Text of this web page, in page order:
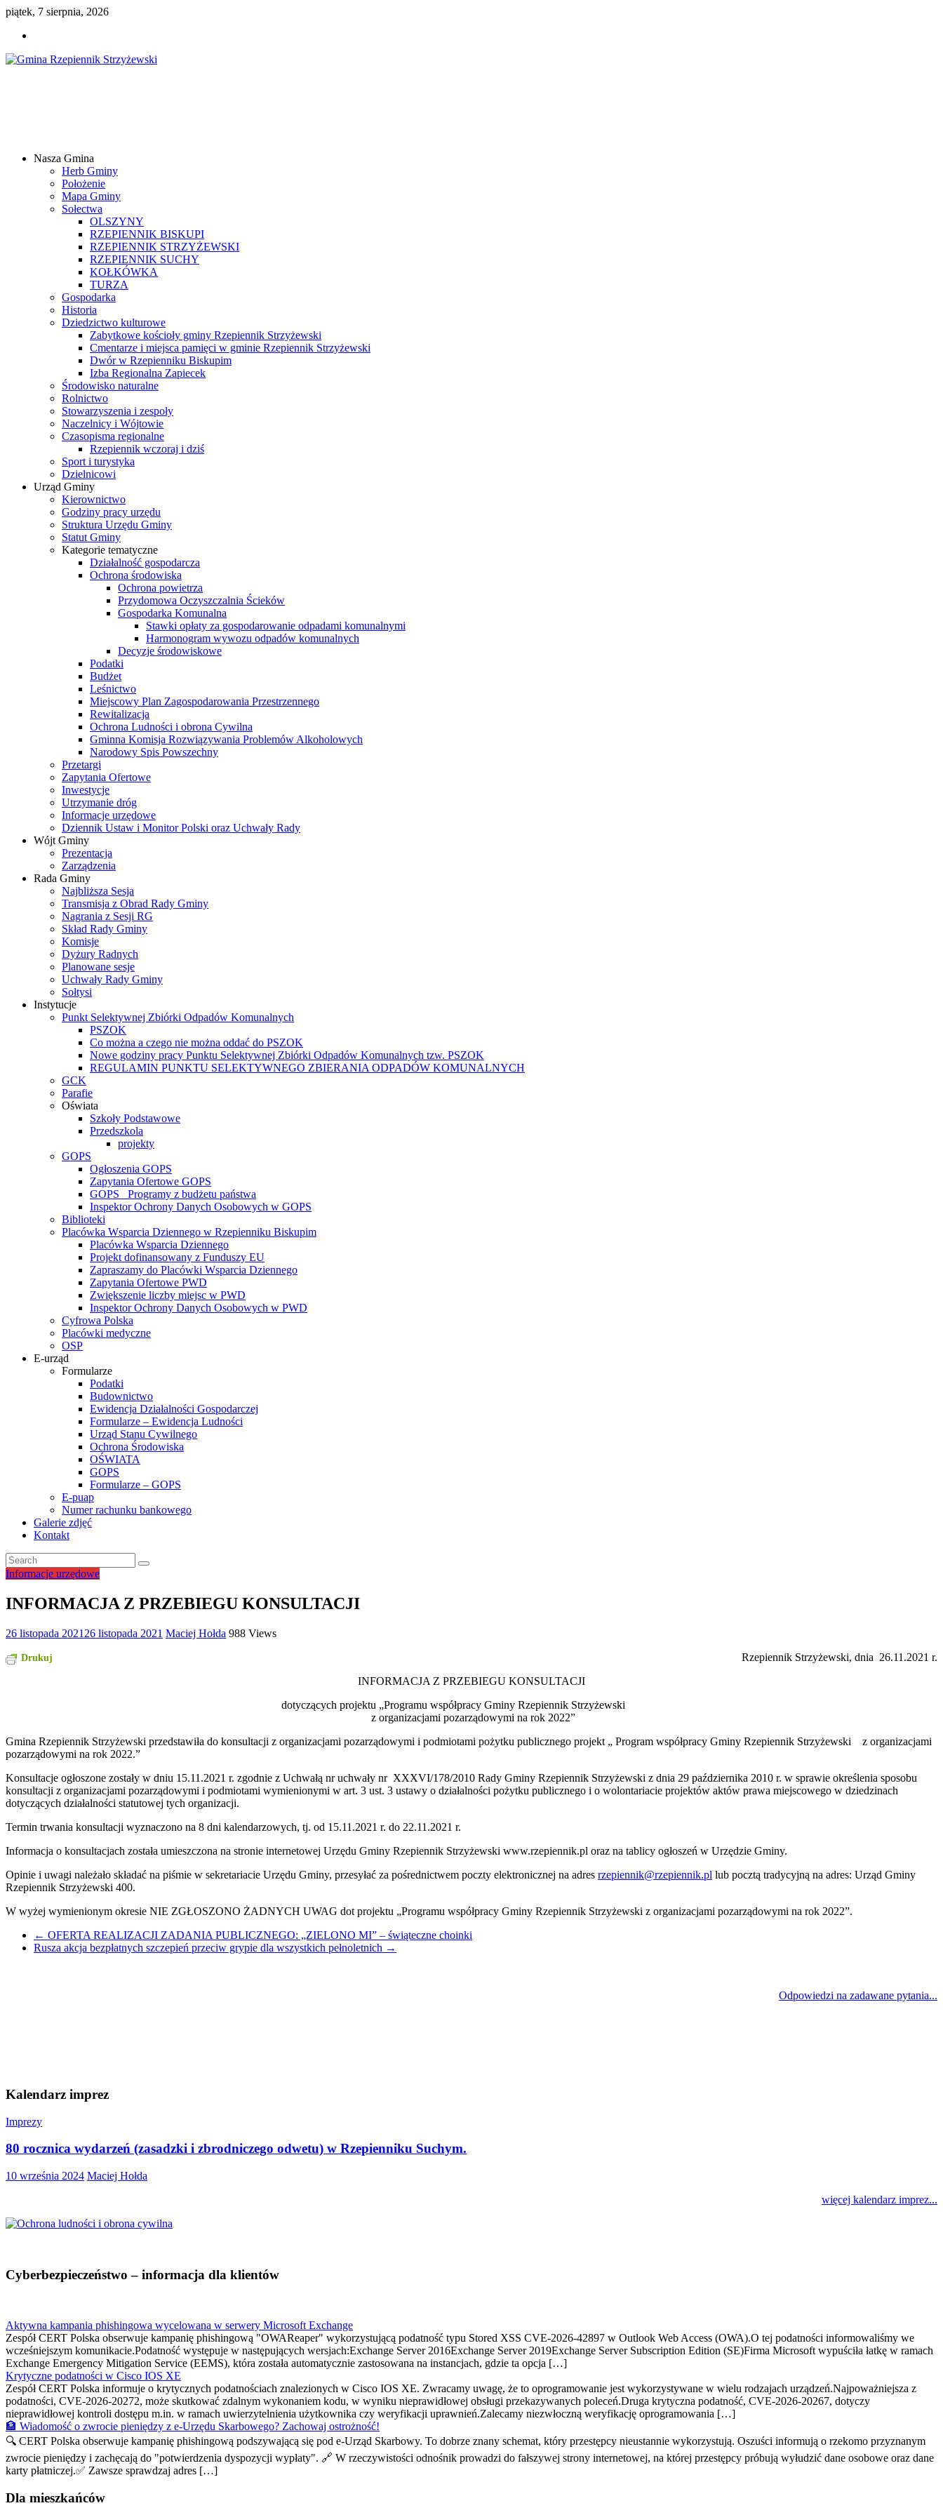
piątek, 7 sierpnia, 2026
Samorządowy
Internetowy
Nasza Gmina
Herb Gminy
Położenie
Mapa Gminy
Sołectwa
OLSZYNY
RZEPIENNIK BISKUPI
RZEPIENNIK STRZYŻEWSKI
RZEPIENNIK SUCHY
KOŁKÓWKA
TURZA
Gospodarka
Historia
Dziedzictwo kulturowe
Zabytkowe kościoły gminy Rzepiennik Strzyżewski
Cmentarze i miejsca pamięci w gminie Rzepiennik Strzyżewski
Dwór w Rzepienniku Biskupim
Izba Regionalna Zapiecek
Środowisko naturalne
Rolnictwo
Stowarzyszenia i zespoły
Naczelnicy i Wójtowie
Czasopisma regionalne
Rzepiennik wczoraj i dziś
Sport i turystyka
Dzielnicowi
Urząd Gminy
Kierownictwo
Godziny pracy urzędu
Struktura Urzędu Gminy
Statut Gminy
Kategorie tematyczne
Działalność gospodarcza
Ochrona środowiska
Ochrona powietrza
Przydomowa Oczyszczalnia Ścieków
Gospodarka Komunalna
Stawki opłaty za gospodarowanie odpadami komunalnymi
Harmonogram wywozu odpadów komunalnych
Decyzje środowiskowe
Podatki
Budżet
Leśnictwo
Miejscowy Plan Zagospodarowania Przestrzennego
Rewitalizacja
Ochrona Ludności i obrona Cywilna
Gminna Komisja Rozwiązywania Problemów Alkoholowych
Narodowy Spis Powszechny
Przetargi
Zapytania Ofertowe
Inwestycje
Utrzymanie dróg
Informacje urzędowe
Dziennik Ustaw i Monitor Polski oraz Uchwały Rady
Wójt Gminy
Prezentacja
Zarządzenia
Rada Gminy
Najbliższa Sesja
Transmisja z Obrad Rady Gminy
Nagrania z Sesji RG
Skład Rady Gminy
Komisje
Dyżury Radnych
Planowane sesje
Uchwały Rady Gminy
Sołtysi
Instytucje
Punkt Selektywnej Zbiórki Odpadów Komunalnych
PSZOK
Co można a czego nie można oddać do PSZOK
Nowe godziny pracy Punktu Selektywnej Zbiórki Odpadów Komunalnych tzw. PSZOK
REGULAMIN PUNKTU SELEKTYWNEGO ZBIERANIA ODPADÓW KOMUNALNYCH
GCK
Parafie
Oświata
Szkoły Podstawowe
Przedszkola
projekty
GOPS
Ogłoszenia GOPS
Zapytania Ofertowe GOPS
GOPS_ Programy z budżetu państwa
Inspektor Ochrony Danych Osobowych w GOPS
Biblioteki
Placówka Wsparcia Dziennego w Rzepienniku Biskupim
Placówka Wsparcia Dziennego
Projekt dofinansowany z Funduszy EU
Zapraszamy do Placówki Wsparcia Dziennego
Zapytania Ofertowe PWD
Zwiększenie liczby miejsc w PWD
Inspektor Ochrony Danych Osobowych w PWD
Cyfrowa Polska
Placówki medyczne
OSP
E-urząd
Formularze
Podatki
Budownictwo
Ewidencja Działalności Gospodarczej
Formularze – Ewidencja Ludności
Urząd Stanu Cywilnego
Ochrona Środowiska
OŚWIATA
GOPS
Formularze – GOPS
E-puap
Numer rachunku bankowego
Galerie zdjęć
Kontakt
Informacje urzędowe
INFORMACJA Z PRZEBIEGU KONSULTACJI
26 listopada 2021 26 listopada 2021 Maciej Hołda 988 Views
Drukuj
Rzepiennik Strzyżewski, dnia 26.11.2021 r.
INFORMACJA Z PRZEBIEGU KONSULTACJI
dotyczących projektu „Programu współpracy Gminy Rzepiennik Strzyżewski
z organizacjami pozarządowymi na rok 2022”
Gmina Rzepiennik Strzyżewski przedstawiła do konsultacji z organizacjami pozarządowymi i podmiotami pożytku publicznego projekt „ Program współpracy Gminy Rzepiennik Strzyżewski z organizacjami
pozarządowymi na rok 2022.”
Konsultacje ogłoszone zostały w dniu 15.11.2021 r. zgodnie z Uchwałą nr uchwały nr XXXVI/178/2010 Rady Gminy Rzepiennik Strzyżewski z dnia 29 października 2010 r. w sprawie określenia sposobu
konsultacji z organizacjami pozarządowymi i podmiotami wymienionymi w art. 3 ust. 3 ustawy o działalności pożytku publicznego i o wolontariacie projektów aktów prawa miejscowego w dziedzinach
dotyczących działalności statutowej tych organizacji.
Termin trwania konsultacji wyznaczono na 8 dni kalendarzowych, tj. od 15.11.2021 r. do 22.11.2021 r.
Informacja o konsultacjach została umieszczona na stronie internetowej Urzędu Gminy Rzepiennik Strzyżewski www.rzepiennik.pl oraz na tablicy ogłoszeń w Urzędzie Gminy.
Opinie i uwagi należało składać na piśmie w sekretariacie Urzędu Gminy, przesyłać za pośrednictwem poczty elektronicznej na adres rzepiennik@rzepiennik.pl lub pocztą tradycyjną na adres: Urząd Gminy
Rzepiennik Strzyżewski 400.
W wyżej wymienionym okresie NIE ZGŁOSZONO ŻADNYCH UWAG dot projektu „Programu współpracy Gminy Rzepiennik Strzyżewski z organizacjami pozarządowymi na rok 2022”.
← OFERTA REALIZACJI ZADANIA PUBLICZNEGO: „ZIELONO MI” – świąteczne choinki
Rusza akcja bezpłatnych szczepień przeciw grypie dla wszystkich pełnoletnich →
Odpowiedzi na zadawane pytania...
Kalendarz imprez
Imprezy
80 rocznica wydarzeń (zasadzki i zbrodniczego odwetu) w Rzepienniku Suchym.
10 września 2024 Maciej Hołda
więcej kalendarz imprez...
Cyberbezpieczeństwo – informacja dla klientów
Aktywna kampania phishingowa wycelowana w serwery Microsoft Exchange
Zespół CERT Polska obserwuje kampanię phishingową "OWAReaper" wykorzystującą podatność typu Stored XSS CVE-2026-42897 w Outlook Web Access (OWA).O tej podatności informowaliśmy we
wcześniejszym komunikacie.Podatność występuje w następujących wersjach:Exchange Server 2016Exchange Server 2019Exchange Server Subscription Edition (SE)Firma Microsoft wypuściła łatkę w ramach
Exchange Emergency Mitigation Service (EEMS), która została automatycznie zastosowana na instancjach, gdzie ta opcja […]
Krytyczne podatności w Cisco IOS XE
Zespół CERT Polska informuje o krytycznych podatnościach znalezionych w Cisco IOS XE. Zwracamy uwagę, że to oprogramowanie jest wykorzystywane w wielu rodzajach urządzeń.Najpoważniejsza z
podatności, CVE-2026-20272, może skutkować zdalnym wykonaniem kodu, w wyniku nieprawidłowej obsługi przekazywanych poleceń.Druga krytyczna podatność, CVE-2026-20267, dotyczy
nieprawidłowej kontroli dostępu m.in. w ramach uwierzytelnienia użytkownika czy weryfikacji uprawnień.Zalecamy niezwłoczną weryfikację oprogramowania […]
🏦 Wiadomość o zwrocie pieniędzy z e-Urzędu Skarbowego? Zachowaj ostrożność!
🔍 CERT Polska obserwuje kampanię phishingową podszywającą się pod e-Urząd Skarbowy. To dobrze znany schemat, który przestępcy nieustannie wykorzystują. Oszuści informują o rzekomo przyznanym
zwrocie pieniędzy i zachęcają do "potwierdzenia dyspozycji wypłaty". 🔗 W rzeczywistości odnośnik prowadzi do fałszywej strony internetowej, na której przestępcy próbują wyłudzić dane osobowe oraz dane
karty płatniczej.✅ Zawsze sprawdzaj adres […]
Dla mieszkańców